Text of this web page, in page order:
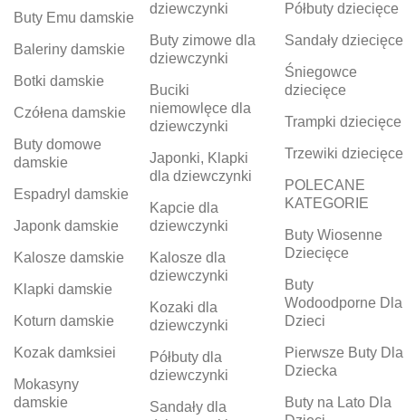
Buty Emu damskie
Baleriny damskie
Botki damskie
Czółena damskie
Buty domowe
damskie
Espadryl damskie
Japonk damskie
Kalosze damskie
Klapki damskie
Koturn damskie
Kozak damksiei
Mokasyny
damskie
dziewczynki
Buty zimowe dla
dziewczynki
Buciki
niemowlęce dla
dziewczynki
Japonki, Klapki
dla dziewczynki
Kapcie dla
dziewczynki
Kalosze dla
dziewczynki
Kozaki dla
dziewczynki
Półbuty dla
dziewczynki
Sandały dla
Półbuty dziecięce
Sandały dziecięce
Śniegowce
dziecięce
Trampki dziecięce
Trzewiki dziecięce
POLECANE
KATEGORIE
Buty Wiosenne
Dziecięce
Buty
Wodoodporne Dla
Dzieci
Pierwsze Buty Dla
Dziecka
Buty na Lato Dla